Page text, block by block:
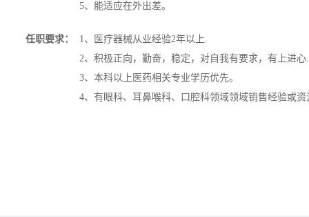
5、能适应在外出差。
任职要求：
1、医疗器械从业经验2年以上.
2、积极正向，勤奋，稳定，对自我有要求，有上进心.
3、本科以上医药相关专业学历优先。
4、有眼科、耳鼻喉科、口腔科领域领域销售经验或